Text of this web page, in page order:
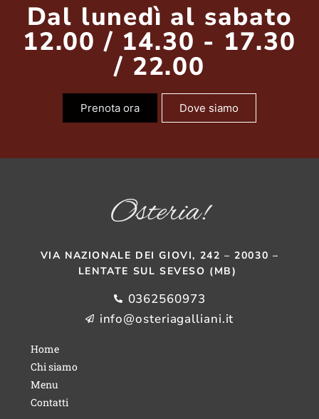
Dal lunedì al sabato
12.00 / 14.30 - 17.30
/ 22.00
Prenota ora Dove siamo
Osteria!
VIA NAZIONALE DEI GIOVI, 242 – 20030 –
LENTATE SUL SEVESO (MB)
0362560973
info@osteriagalliani.it
Home
Chi siamo
Menu
Contatti